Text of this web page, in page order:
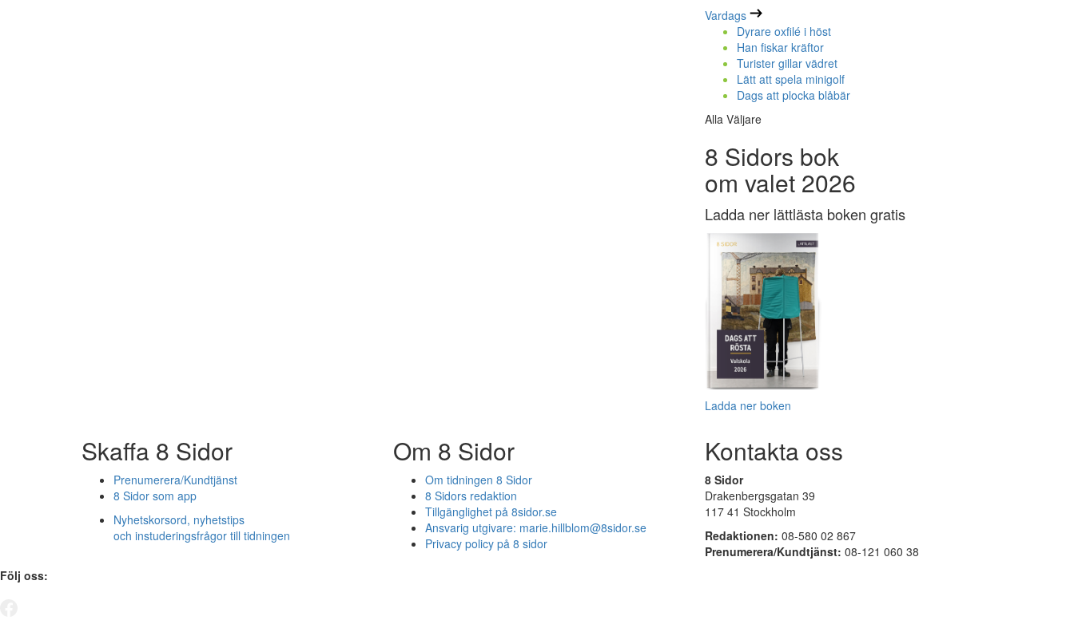
Vardags
Dyrare oxfilé i höst
Han fiskar kräftor
Turister gillar vädret
Lätt att spela minigolf
Dags att plocka blåbär
Alla Väljare
8 Sidors bok
om valet 2026
Ladda ner lättlästa boken gratis
Ladda ner boken
Skaffa 8 Sidor
Prenumerera/Kundtjänst
8 Sidor som app
Nyhetskorsord, nyhetstips
och instuderingsfrågor till tidningen
Om 8 Sidor
Om tidningen 8 Sidor
8 Sidors redaktion
Tillgänglighet på 8sidor.se
Ansvarig utgivare: marie.hillblom@8sidor.se
Privacy policy på 8 sidor
Kontakta oss
8 Sidor
Drakenbergsgatan 39
117 41 Stockholm
Redaktionen: 08-580 02 867
Prenumerera/Kundtjänst: 08-121 060 38
Följ oss: